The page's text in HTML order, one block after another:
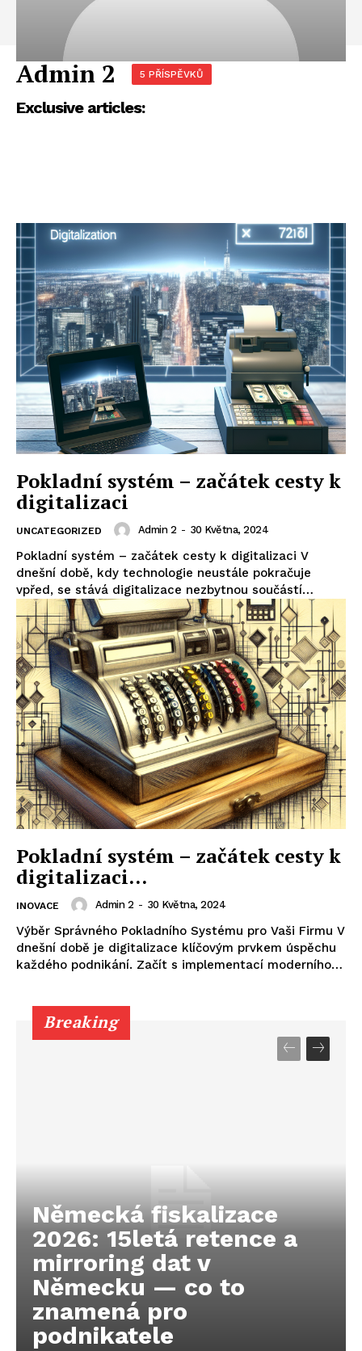
Admin 2 5 PŘÍSPĚVKŮ
Exclusive articles:
Pokladní systém – začátek cesty k
digitalizaci
UNCATEGORIZED Admin 2 - 30 Května, 2024
Pokladní systém – začátek cesty k digitalizaci V
dnešní době, kdy technologie neustále pokračuje
vpřed, se stává digitalizace nezbytnou součástí…
Pokladní systém – začátek cesty k
digitalizaci…
INOVACE Admin 2 - 30 Května, 2024
Výběr Správného Pokladního Systému pro Vaši Firmu V
dnešní době je digitalizace klíčovým prvkem úspěchu
každého podnikání. Začít s implementací moderního…
Breaking
Německá fiskalizace
2026: 15letá retence a
mirroring dat v
Německu — co to
znamená pro
podnikatele